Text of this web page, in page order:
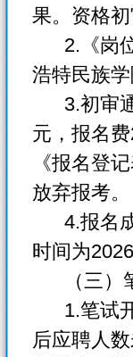
果。资格
2.《岗位
浩特民族
3.初审通
元，报名
《报名登
放弃报考。
4.报名成
时间为
（三）
1.笔试开
后应聘人